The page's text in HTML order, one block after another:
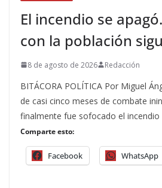
El incendio se
con la población
8 de agosto de 2026 Redacción
BITÁCORA POLÍTICA Por Miguel
de casi cinco meses de combate
finalmente fue sofocado el incendio
Comparte esto:
Facebook WhatsApp